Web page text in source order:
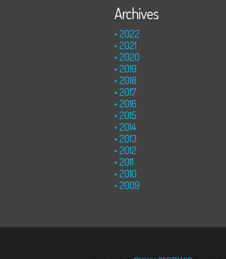
Archives
2022
2021
2020
2019
2018
2017
2016
2015
2014
2013
2012
2011
2010
2009